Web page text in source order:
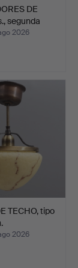
DE
segunda
2026
TECHO, tipo
2026